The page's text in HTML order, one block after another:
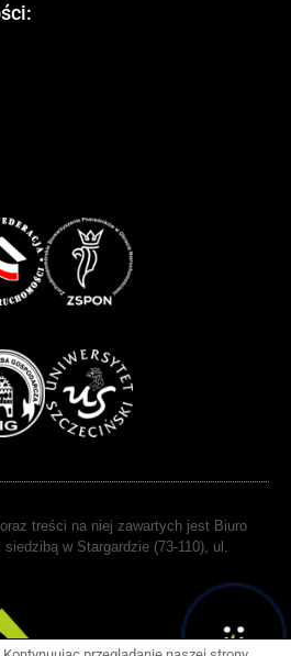
treści na niej zawartych jest Biuro
w Stargardzie (73-110), ul.